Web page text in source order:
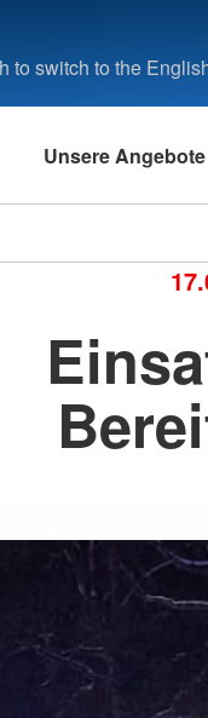
to switch to the
Unsere Angebote